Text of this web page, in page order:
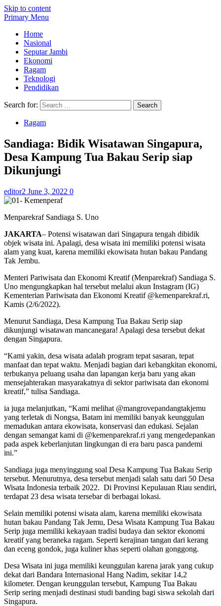
Skip to content
Primary Menu
Home
Nasional
Seputar Jambi
Ekonomi
Ragam
Teknologi
Pendidikan
Search for:
Ragam
Sandiaga: Bidik Wisatawan Singapura,
Desa Kampung Tua Bakau Serip siap
Dikunjungi
editor2 June 3, 2022 0
Menparekraf Sandiaga S. Uno
JAKARTA– Potensi wisatawan dari Singapura tengah dibidik
objek wisata ini. Apalagi, desa wisata ini memiliki potensi wisata
alam yang kuat, karena memiliki ekowisata hutan bakau Pandang
Tak Jembu.
Menteri Pariwisata dan Ekonomi Kreatif (Menparekraf) Sandiaga S.
Uno mengungkapkan hal tersebut melalui akun Instagram (IG)
Kementerian Pariwisata dan Ekonomi Kreatif @kemenparekraf.ri,
Kamis (2/6/2022).
Menurut Sandiaga, Desa Kampung Tua Bakau Serip siap
dikunjungi wisatawan mancanegara! Apalagi desa tersebut dekat
dengan Singapura.
“Kami yakin, desa wisata adalah program tepat sasaran, tepat
manfaat dan tepat waktu. Menjadi bagian dari kebangkitan ekonomi,
terbukanya peluang usaha dan lapangan kerja baru yang akan
mensejahterakan masyarakatnya di sektor pariwisata dan ekonomi
kreatif,” tulisa Sandiaga.
ia juga melanjutkan, “Kami melihat @mangrovepandangtakjemu
yang terletak di Nongsa, Batam ini memiliki banyak keunggulan
memadukan antara ekowisata, konservasi dan edukasi. Sejalan
dengan semangat kami di @kemenparekraf.ri yang mengedepankan
pada aspek keberlanjutan lingkungan di era baru pasca pandemi
ini.”
Sandiaga juga menyinggung soal Desa Kampung Tua Bakau Serip
tersebut. Menurutnya, desa tersebut menjadi salah satu dari 50 Desa
Wisata Indonesia terbaik 2022. Di Provinsi Kepulauan Riau sendiri,
terdapat 23 desa wisata tersebar di berbagai lokasi.
Selain memiliki potensi wisata alam, karena memiliki ekowisata
hutan bakau Pandang Tak Jemu, Desa Wisata Kampung Tua Bakau
Serip juga memiliki kekayaan tradisi budaya dan sektor ekonomi
kreatif yang beraneka ragam. Seperti kerajinan tangan dari kerang
dan eceng gondok, juga kuliner khas seperti olahan gonggong.
Desa Wisata ini juga memiliki keunggulan karena jarak yang cukup
dekat dari Bandara Internasional Hang Nadim, sekitar 14,2
kilometer. Dengan keunggulan tersebut, Kampung Tua Bakau
Serip sering menjadi destinasi studi banding bagi siswa sekolah dari
Singapura.